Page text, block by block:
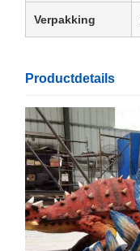
Verpakking
Productdetails